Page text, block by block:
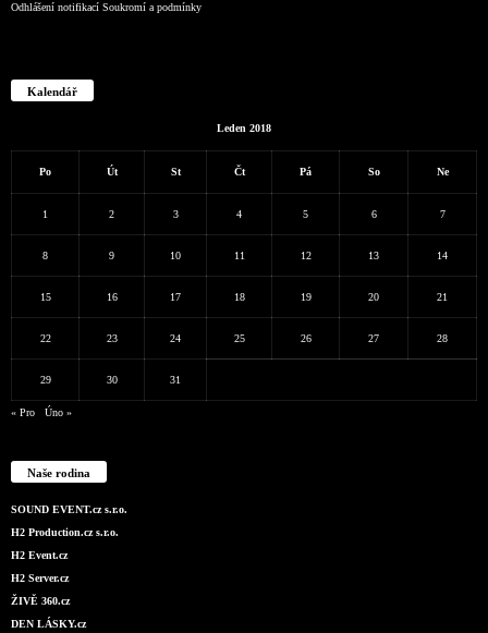
Odhlášení notifikací Soukromí a podmínky
Kalendář
Leden 2018
Po Út St Čt Pá So Ne
1 2 3 4 5 6 7
8 9 10 11 12 13 14
15 16 17 18 19 20 21
22 23 24 25 26 27 28
29 30 31
« Pro Úno »
Naše rodina
SOUND EVENT.cz s.r.o.
H2 Production.cz s.r.o.
H2 Event.cz
H2 Server.cz
ŽIVĚ 360.cz
DEN LÁSKY.cz